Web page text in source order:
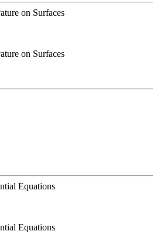
on Surfaces
on Surfaces
Equations
Equations